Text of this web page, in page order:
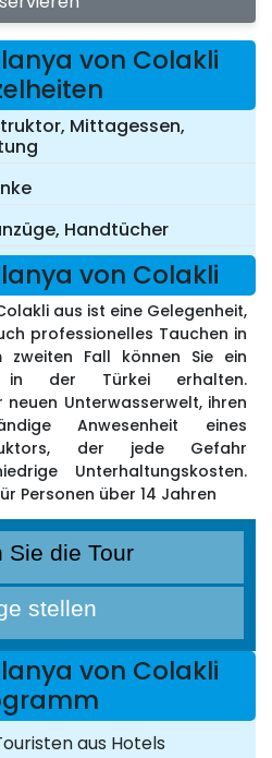
von Colakli
Mittagessen,
Handtücher
von Colakli
aus ist eine Gelegenheit,
professionelles Tauchen in
Fall können Sie ein
in der Türkei erhalten.
Unterwasserwelt, ihren
Anwesenheit eines
der jede Gefahr
Unterhaltungskosten.
Personen über 14 Jahren
Sie die Tour
stellen
von Colakli
aus Hotels